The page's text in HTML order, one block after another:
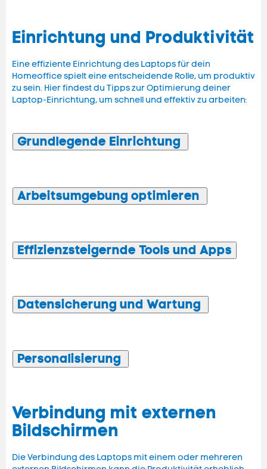
Einrichtung und Produktivität
Eine effiziente Einrichtung des Laptops für dein
Homeoffice spielt eine entscheidende Rolle, um produktiv
zu sein. Hier findest du Tipps zur Optimierung deiner
Laptop-Einrichtung, um schnell und effektiv zu arbeiten:
Grundlegende Einrichtung
Arbeitsumgebung optimieren
Effizienzsteigernde Tools und Apps
Datensicherung und Wartung
Personalisierung
Verbindung mit externen
Bildschirmen
Die Verbindung des Laptops mit einem oder mehreren